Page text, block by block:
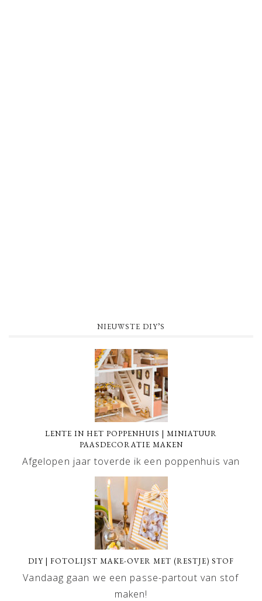
NIEUWSTE DIY’S
LENTE IN HET POPPENHUIS | MINIATUUR
PAASDECORATIE MAKEN
Afgelopen jaar toverde ik een poppenhuis van
DIY | FOTOLIJST MAKE-OVER MET (RESTJE) STOF
Vandaag gaan we een passe-partout van stof
maken!